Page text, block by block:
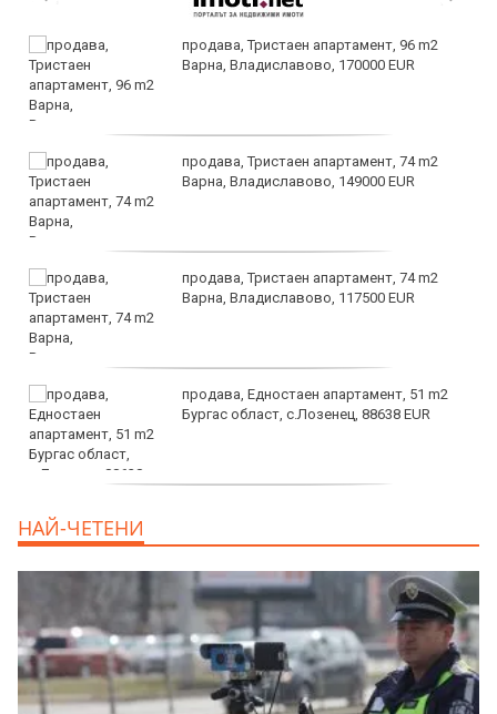
продава, Тристаен апартамент, 96 m2
Варна, Владиславово, 170000 EUR
продава, Тристаен апартамент, 74 m2
Варна, Владиславово, 149000 EUR
продава, Тристаен апартамент, 74 m2
Варна, Владиславово, 117500 EUR
продава, Едностаен апартамент, 51 m2
Бургас област, с.Лозенец, 88638 EUR
EUR
НАЙ-ЧЕТЕНИ